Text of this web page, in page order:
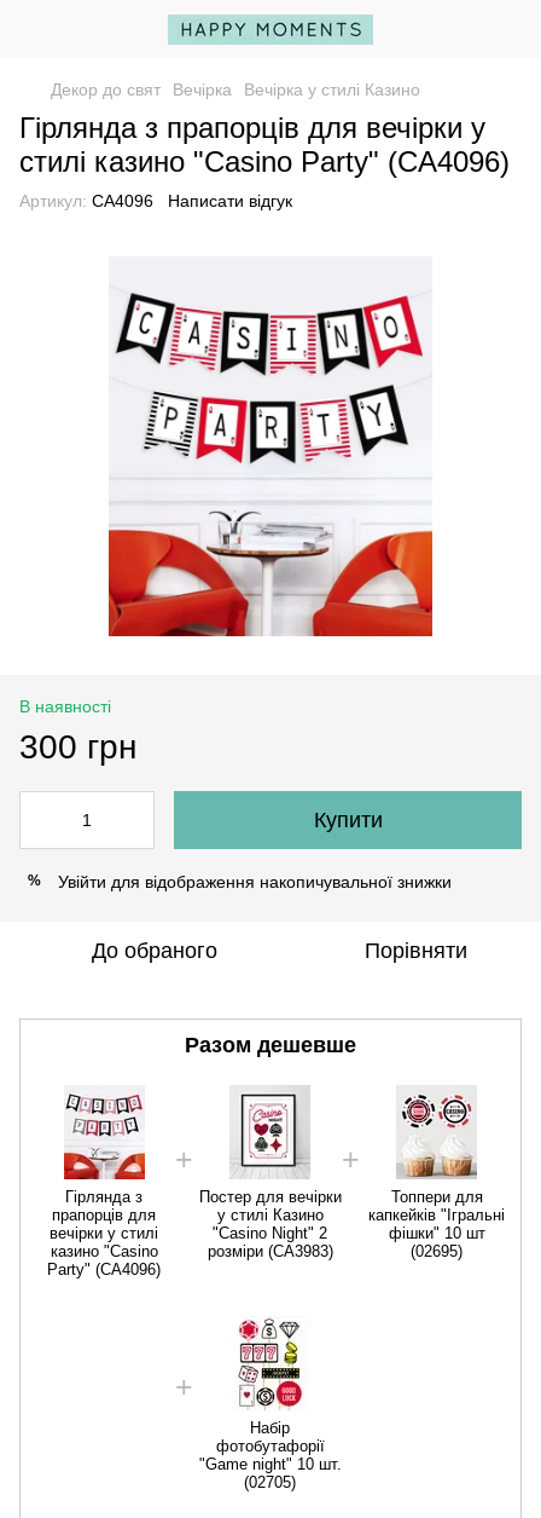
Декор до свят Вечірка Вечірка у стилі Казино
Гірлянда з прапорців для вечірки у
стилі казино "Casino Party" (CA4096)
Артикул: CA4096 Написати відгук
В наявності
300 грн
Купити
% Увійти для відображення накопичувальної знижки
До обраного Порівняти
Разом дешевше
Гірлянда з
прапорців для
вечірки у стилі
казино "Casino
Party" (CA4096)
Постер для вечірки
у стилі Казино
"Casino Night" 2
розміри (CA3983)
Топпери для
капкейків "Ігральні
фішки" 10 шт
(02695)
Набір
фотобутафорії
"Game night" 10 шт.
(02705)